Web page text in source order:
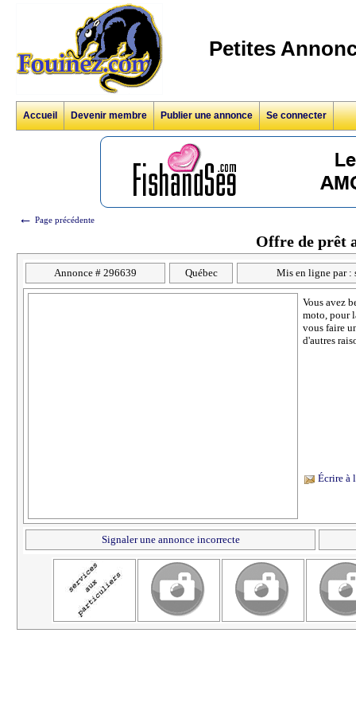
Petites
Accueil Devenir membre Publier une annonce Se connecter
← Page précédente
Offre de prêt
Annonce # 296639 Québec Mis en ligne par :
Vous avez
moto, pour
vous faire
d'autres
Écrire à
Signaler une annonce incorrecte